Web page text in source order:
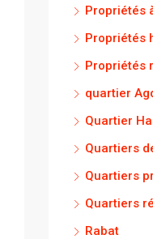
Propriétés
Propriétés
Propriétés
quartier
Quartier
Quartiers
Quartiers
Quartiers
Rabat